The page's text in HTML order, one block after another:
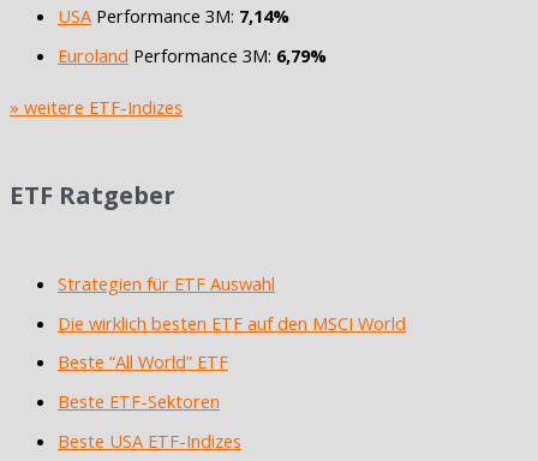
USA Performance 3M: 7,14%
Euroland Performance 3M: 6,79%
» weitere ETF-Indizes
ETF Ratgeber
Strategien für ETF Auswahl
Die wirklich besten ETF auf den MSCI World
Beste “All World” ETF
Beste ETF-Sektoren
Beste USA ETF-Indizes